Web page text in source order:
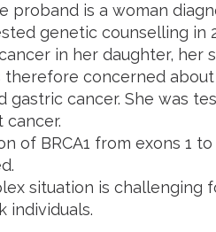
proband is a woman
genetic counselling in
in her daughter, her
concerned
gastric cancer. She was
of BRCA1 from exons 1
situation is challenging
individuals.